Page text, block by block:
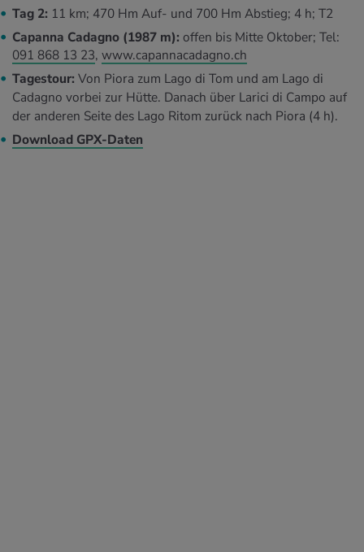
Tag 2: 11 km; 470 Hm Auf- und 700 Hm Abstieg; 4 h; T2
Capanna Cadagno (1987 m): offen bis Mitte Oktober; Tel:
091 868 13 23, www.capannacadagno.ch
Tagestour: Von Piora zum Lago di Tom und am Lago di
Cadagno vorbei zur Hütte. Danach über Larici di Campo auf
der anderen Seite des Lago Ritom zurück nach Piora (4 h).
Download GPX-Daten